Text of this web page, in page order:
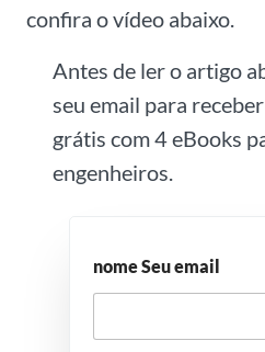
confira o vídeo abaixo.
Antes de ler o artigo
seu email para
grátis com 4 eBooks
engenheiros.
nome Seu email